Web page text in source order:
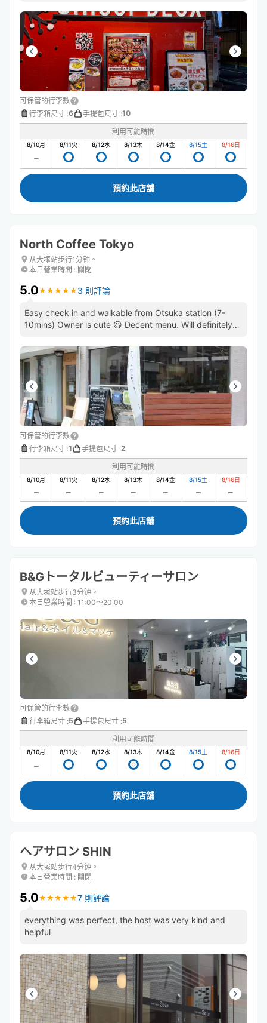
可保管的行李數
行李箱尺寸 :6 手提包尺寸 :10
利用可能時間
8/10月 8/11火 8/12水 8/13木 8/14金 8/15土 8/16日
預約此店舖
North Coffee Tokyo
从大塚站步行1分钟。
本日營業時間 : 關閉
5.0★ ★ ★ ★ ★
★ ★ ★ ★ ★ 3 則評論
Easy check in and walkable from Otsuka station (7-
10mins) Owner is cute 😃 Decent menu. Will definitely
可保管的行李數
行李箱尺寸 :1 手提包尺寸 :2
利用可能時間
8/10月 8/11火 8/12水 8/13木 8/14金 8/15土 8/16日
預約此店舖
B&Gトータルビューティーサロン
从大塚站步行3分钟。
本日營業時間 : 11:00〜20:00
可保管的行李數
行李箱尺寸 :5 手提包尺寸 :5
利用可能時間
8/10月 8/11火 8/12水 8/13木 8/14金 8/15土 8/16日
預約此店舖
ヘアサロン SHIN
从大塚站步行4分钟。
本日營業時間 : 關閉
5.0★ ★ ★ ★ ★
★ ★ ★ ★ ★7 則評論
everything was perfect, the host was very kind and
helpful